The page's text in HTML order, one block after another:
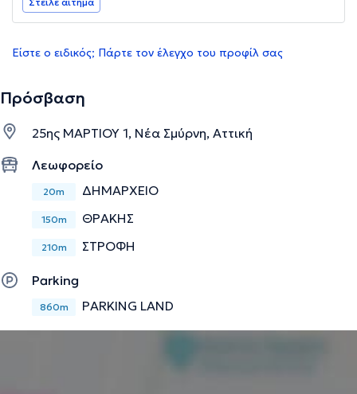
Είστε ο ειδικός; Πάρτε τον έλεγχο του προφίλ σας
Πρόσβαση
25ης ΜΑΡΤΙΟΥ 1, Νέα Σμύρνη, Αττική
Λεωφορείο
20m ΔΗΜΑΡΧΕΙΟ
150m ΘΡΑΚΗΣ
210m ΣΤΡΟΦΗ
Parking
860m PARKING LAND